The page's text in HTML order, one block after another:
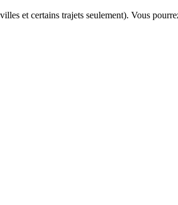
et certains trajets seulement). Vous